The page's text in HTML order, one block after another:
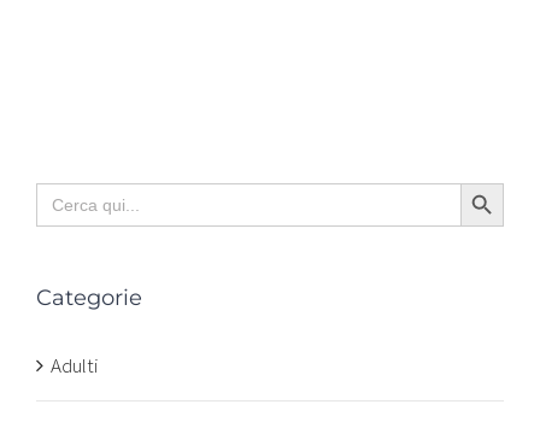
Search
for:
Search Button
Categorie
Adulti